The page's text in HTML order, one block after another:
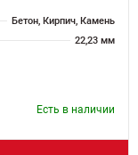
Бетон, Кирпич, Камень
22,23 мм
Есть в наличии